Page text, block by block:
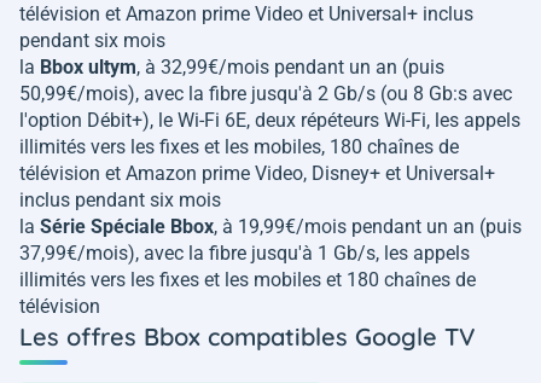
télévision et Amazon prime Video et Universal+ inclus
pendant six mois
la Bbox ultym, à 32,99€/mois pendant un an (puis
50,99€/mois), avec la fibre jusqu'à 2 Gb/s (ou 8 Gb:s avec
l'option Débit+), le Wi-Fi 6E, deux répéteurs Wi-Fi, les appels
illimités vers les fixes et les mobiles, 180 chaînes de
télévision et Amazon prime Video, Disney+ et Universal+
inclus pendant six mois
la Série Spéciale Bbox, à 19,99€/mois pendant un an (puis
37,99€/mois), avec la fibre jusqu'à 1 Gb/s, les appels
illimités vers les fixes et les mobiles et 180 chaînes de
télévision
Les offres Bbox compatibles Google TV